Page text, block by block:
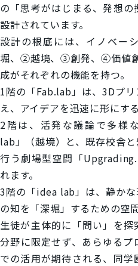
の「思考がはじまる、発想
設計されています。
設計の根底には、イノベー
堀、②越境、③創発、④価値
成がそれぞれの機能を持つ。
1階の「Fab.lab」は、3Dプ
え、アイデアを迅速に形にす
2階は、活発な議論で多様
lab」（越境）と、既存校舎
行う劇場型空間「
れます。
3階の「idea lab」は、静か
の知を「深堀」するための空
生徒が主体的に「問い」を
分野に限定せず、あらゆる
での活用が期待される、同